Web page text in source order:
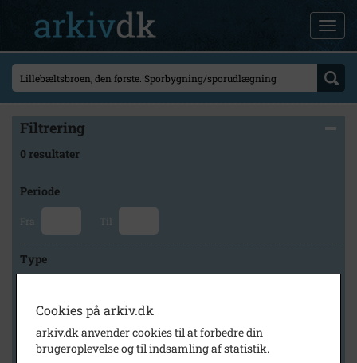
Filtrering
0 resultater
Periode
Fra Til
Type
Arkiv
Middelfart Byarkiv
Cookies på arkiv.dk
arkiv.dk anvender cookies til at forbedre din
brugeroplevelse og til indsamling af statistik.